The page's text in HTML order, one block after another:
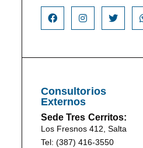
Consultorios
Externos
Sede Tres Cerritos:
Los Fresnos 412, Salta
Tel: (387) 416-3550